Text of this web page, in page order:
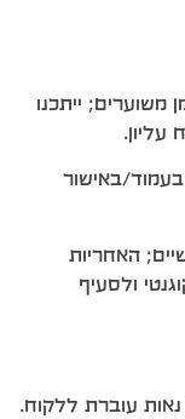
משוערים; ייתכנו
עליון.
באישור
האחריות
ולסעיף
עוברת ללקוח.